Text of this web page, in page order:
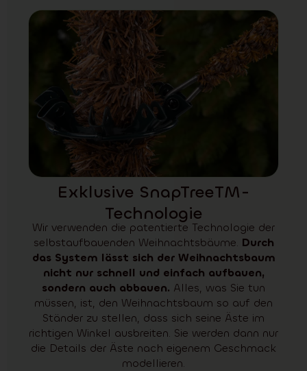
Exklusive SnapTreeTM-
Technologie
Wir verwenden die patentierte Technologie der
selbstaufbauenden Weihnachtsbäume. Durch
das System lässt sich der Weihnachtsbaum
nicht nur schnell und einfach aufbauen,
sondern auch abbauen. Alles, was Sie tun
müssen, ist, den Weihnachtsbaum so auf den
Ständer zu stellen, dass sich seine Äste im
richtigen Winkel ausbreiten. Sie werden dann nur
die Details der Äste nach eigenem Geschmack
modellieren.